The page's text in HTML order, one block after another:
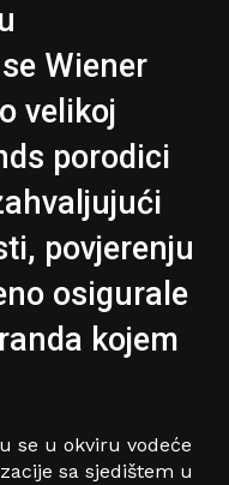
Wiener
velikoj
porodici
povjerenju
osigurale
kojem
se u okviru vodeće
sa sjedištem u